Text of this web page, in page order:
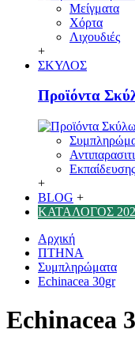
Μείγματα
Χόρτα
Λιχουδιές
+
ΣΚΥΛΟΣ
Προϊόντα
Εκπαίδευσης
+
BLOG +
ΚΑΤΑΛΟΓΟΣ
Αρχική
ΠΤΗΝΑ
Συμπληρώματα
Echinacea 30gr
Echinacea